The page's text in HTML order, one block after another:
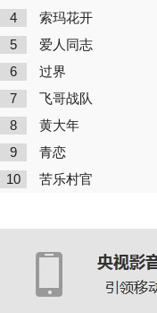
4 索玛花开
5 爱人同志
6 过界
7 飞哥战队
8 黄大年
9 青恋
10 苦乐村官